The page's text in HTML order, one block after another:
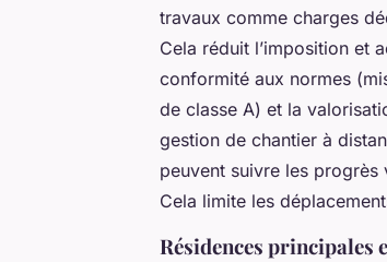
travaux comme charges
Cela réduit l’imposition et
conformité aux normes
de classe A) et la
gestion de chantier à
peuvent suivre les
Cela limite les
Résidences principales